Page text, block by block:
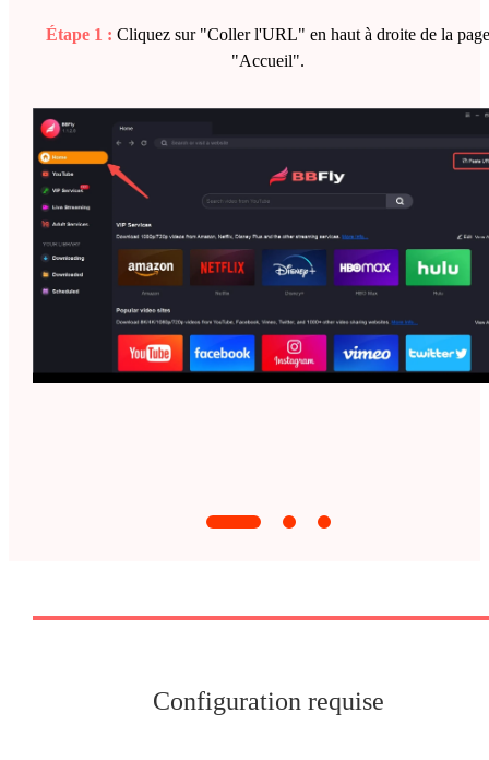
Étape 1 :Cliquez sur "Coller l'URL" en haut à droite de la
"Accueil".
Configuration requise